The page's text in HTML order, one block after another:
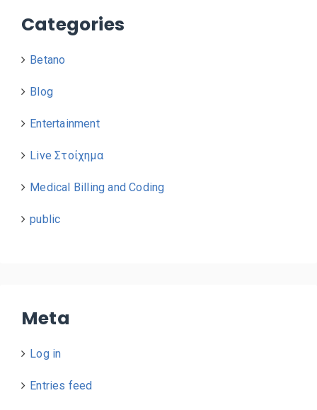
Categories
Betano
Blog
Entertainment
Live Στοίχημα
Medical Billing and Coding
public
Meta
Log in
Entries feed